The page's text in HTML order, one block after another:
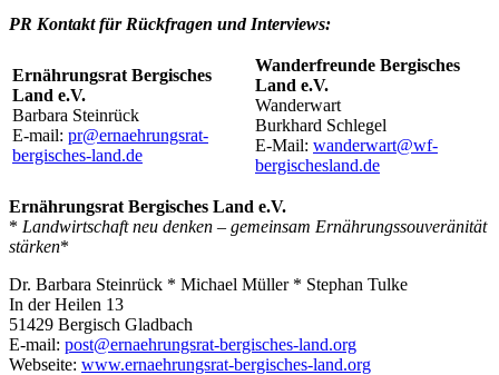
PR Kontakt für Rückfragen und Interviews:
Ernährungsrat Bergisches
Land e.V.
Barbara Steinrück
E-mail: pr@ernaehrungsrat-
bergisches-land.de
Wanderfreunde Bergisches
Land e.V.
Wanderwart
Burkhard Schlegel
E-Mail: wanderwart@wf-
bergischesland.de
Ernährungsrat Bergisches Land e.V.
* Landwirtschaft neu denken – gemeinsam Ernährungssouveränität
stärken*
Dr. Barbara Steinrück * Michael Müller * Stephan Tulke
In der Heilen 13
51429 Bergisch Gladbach
E-mail: post@ernaehrungsrat-bergisches-land.org
Webseite: www.ernaehrungsrat-bergisches-land.org